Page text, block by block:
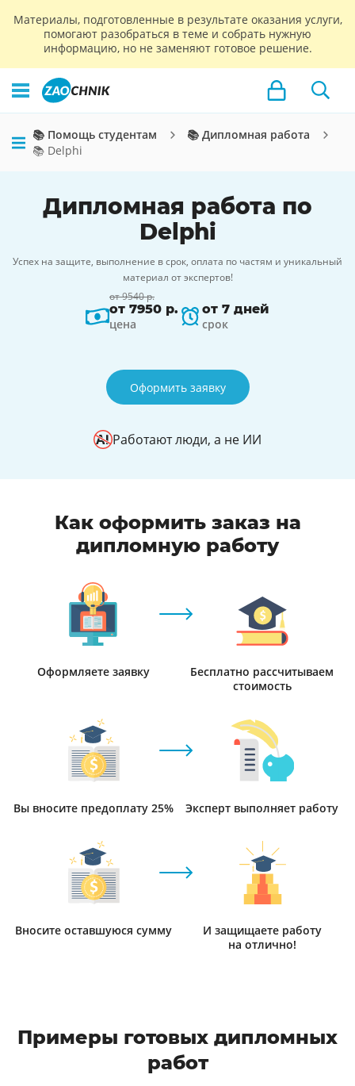
Материалы, подготовленные в результате оказания услуги,
помогают разобраться в теме и собрать нужную
информацию, но не заменяют готовое решение.
📚 Помощь студентам
📚 Дипломная работа
📚 Delphi
Дипломная работа по
Delphi
Успех на защите, выполнение в срок, оплата по частям и уникальный
материал от экспертов!
от 9540 р.
от 7950 р.
цена
от 7 дней
срок
Оформить заявку
Работают люди, а не ИИ
Как оформить заказ на
дипломную работу
Оформляете заявку
Бесплатно рассчитываем
стоимость
Вы вносите предоплату 25% Эксперт выполняет работу
Вносите оставшуюся сумму
И защищаете работу
на отлично!
Примеры готовых дипломных
работ